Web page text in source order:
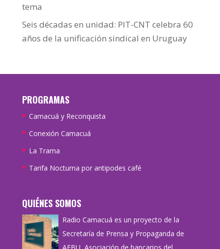
tema
Seis décadas en unidad: PIT-CNT celebra 60
años de la unificación sindical en Uruguay
PROGRAMAS
Camacuá y Reconquista
Conexión Camacuá
La Trama
Tarifa Nocturna por antipodes café
QUIÉNES SOMOS
Radio Camacuá es un proyecto de la
Secretaría de Prensa y Propaganda de